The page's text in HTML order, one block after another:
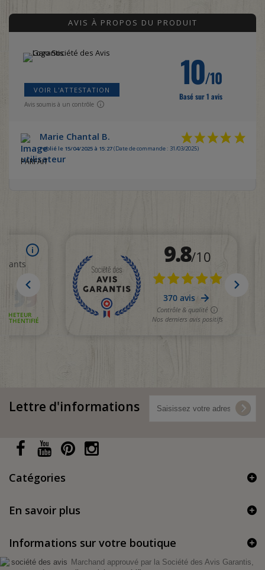
AVIS À PROPOS DU PRODUIT
VOIR L'ATTESTATION
Avis soumis à un contrôle
10/10
Basé sur 1 avis
Marie Chantal B.
Publié le 15/04/2025 à 15:27(Date de commande : 31/03/2025)
PARFAIT
Lettre d'informations
Catégories
En savoir plus
Informations sur votre boutique
Marchand approuvé par la Société des Avis Garantis,